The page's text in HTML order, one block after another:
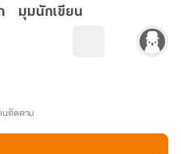
มุมนักเขียน
นติดตาม